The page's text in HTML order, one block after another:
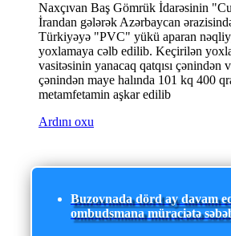
Naxçıvan Baş Gömrük İdarəsinin
İrandan gələrək Azərbaycan
Türkiyəyə "PVC" yükü aparan
yoxlamaya cəlb edilib. Keçirilən
vasitəsinin yanacaq qatqısı çənindən
çənindən maye halında 101 kq 400
metamfetamin aşkar edilib
Ardını oxu
Buzovnada dörd ay davam
ombudsmana müraciətə